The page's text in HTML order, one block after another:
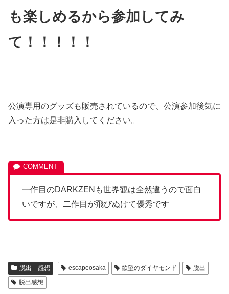
も楽しめるから参加してみ
て！！！！！
公演専用のグッズも販売されているので、公演参加後気に
入った方は是非購入してください。
一作目のDARKZENも世界観は全然違うので面白
いですが、二作目が飛びぬけて優秀です
脱出 感想 escapeosaka 欲望のダイヤモンド
脱出
脱出感想